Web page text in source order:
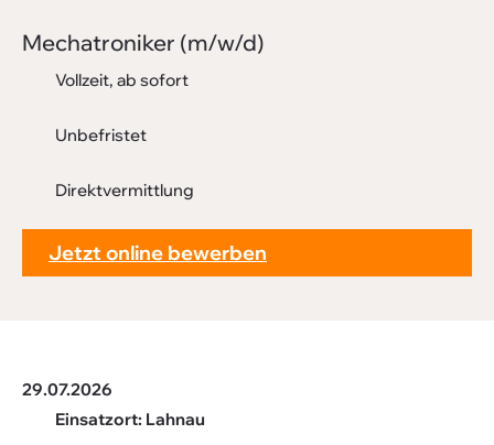
Mecha­tro­niker (m/w/d)
Vollzeit, ab sofort
Unbefristet
Direktvermittlung
Jetzt online bewerben
29.07.2026
Einsatzort: Lahnau
FAQ
Datenschutz